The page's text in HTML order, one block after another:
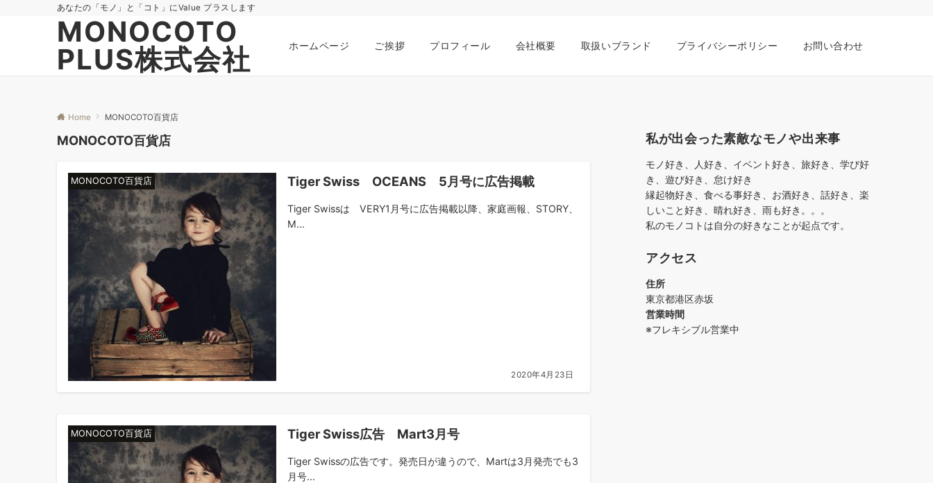
あなたの「モノ」と「コト」にValue プラスします
MONOCOTO
PLUS株式会社
ホームページ ご挨拶 プロフィール 会社概要 取扱いブランド プライバシーポリシー お問い合わせ
Home MONOCOTO百貨店
MONOCOTO百貨店
MONOCOTO百貨店 Tiger Swiss OCEANS 5月号に広告掲載
Tiger Swissは VERY1月号に広告掲載以降、家庭画報、STORY、
M...
2020年4月23日
MONOCOTO百貨店 Tiger Swiss広告 Mart3月号
Tiger Swissの広告です。発売日が違うので、Martは3月発売でも3
月号...
私が出会った素敵なモノや出来事
モノ好き、人好き、イベント好き、旅好き、学び好
き、遊び好き、怠け好き
縁起物好き、食べる事好き、お酒好き、話好き、楽
しいこと好き、晴れ好き、雨も好き。。。
私のモノコトは自分の好きなことが起点です。
アクセス
住所
東京都港区赤坂
営業時間
※フレキシブル営業中